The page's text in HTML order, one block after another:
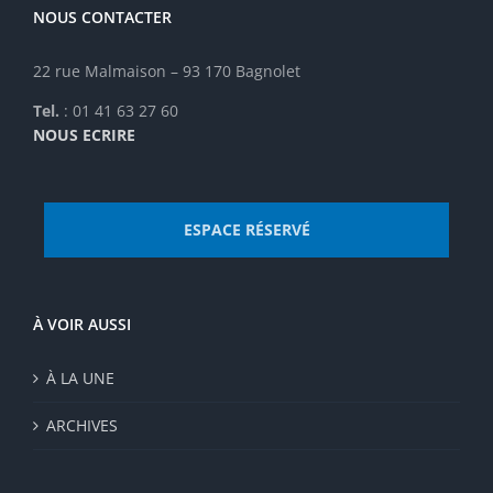
la
page
NOUS CONTACTER
22 rue Malmaison – 93 170 Bagnolet
Tel. : 01 41 63 27 60
NOUS ECRIRE
ESPACE RÉSERVÉ
À VOIR AUSSI
À LA UNE
ARCHIVES